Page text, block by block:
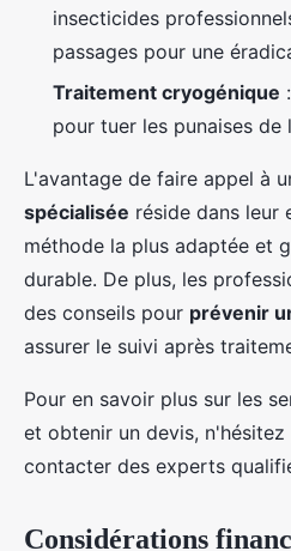
insecticides
passages pour une
Traitement cryogénique
pour tuer les punaises de
L'avantage de faire appel à
spécialisée réside dans leur
méthode la plus adaptée et
durable. De plus, les
des conseils pour prévenir
assurer le suivi après
Pour en savoir plus sur les
et obtenir un devis, n'hésitez
contacter des experts
Considérations